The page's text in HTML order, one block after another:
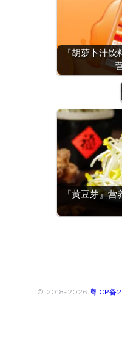
『胡萝卜汁
『黄豆芽』
© 2018~2026 粤ICP备